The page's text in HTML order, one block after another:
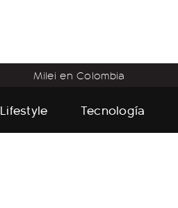
Milei en Colombia
Lifestyle Tecnología